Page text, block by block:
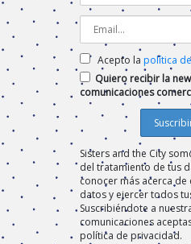
Acepto la política
Quiero recibir la
comunicaciones
Sisters and the City
del tratamiento de tus
conocer más acerca
datos y ejercer todos
Suscribiéndote a
comunicaciones
política de privacidad.